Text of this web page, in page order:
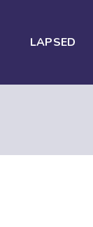
LAPSED